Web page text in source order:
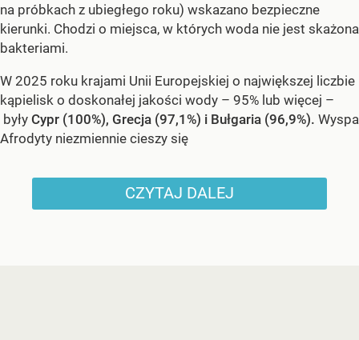
na próbkach z ubiegłego roku) wskazano bezpieczne
kierunki. Chodzi o miejsca, w których woda nie jest skażona
bakteriami.
W 2025 roku krajami Unii Europejskiej o największej liczbie
kąpielisk o doskonałej jakości wody – 95% lub więcej –
były Cypr (100%), Grecja (97,1%) i Bułgaria (96,9%). Wyspa
Afrodyty niezmiennie cieszy się
CZYTAJ DALEJ